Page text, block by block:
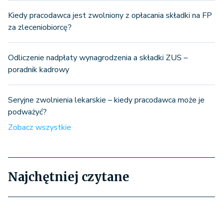
Kiedy pracodawca jest zwolniony z opłacania składki na FP
za zleceniobiorcę?
Odliczenie nadpłaty wynagrodzenia a składki ZUS –
poradnik kadrowy
Seryjne zwolnienia lekarskie – kiedy pracodawca może je
podważyć?
Zobacz wszystkie
Najchętniej czytane